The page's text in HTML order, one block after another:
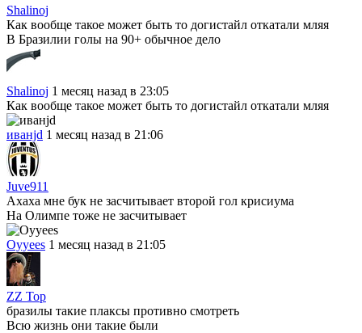
Shalinoj
Как вообще такое может быть то догистайл откатали мляя
В Бразилии голы на 90+ обычное дело
Shalinoj 1 месяц назад в 23:05
Как вообще такое может быть то догистайл откатали мляя
иванjd 1 месяц назад в 21:06
Juve911
Ахаха мне бук не засчитывает второй гол крисиума
На Олимпе тоже не засчитывает
Oyyees 1 месяц назад в 21:05
ZZ Top
бразилы такие плаксы противно смотреть
Всю жизнь они такие были